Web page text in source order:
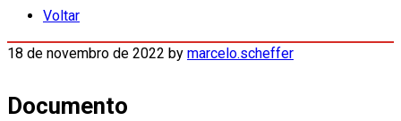
Voltar
18 de novembro de 2022 by marcelo.scheffer
Documento